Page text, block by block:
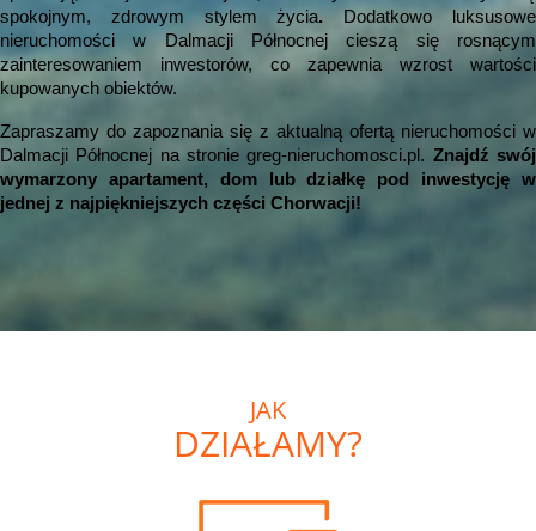
spokojnym, zdrowym stylem życia. Dodatkowo luksusowe
nieruchomości w Dalmacji Północnej cieszą się rosnącym
zainteresowaniem inwestorów, co zapewnia wzrost wartości
kupowanych obiektów.
Zapraszamy do zapoznania się z aktualną ofertą nieruchomości w
Dalmacji Północnej na stronie greg-nieruchomosci.pl. Znajdź swój
wymarzony apartament, dom lub działkę pod inwestycję w
jednej z najpiękniejszych części Chorwacji!
JAK
DZIAŁAMY?